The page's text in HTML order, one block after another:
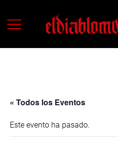
EL DIABLO
« Todos los Eventos
Este evento ha pasado.